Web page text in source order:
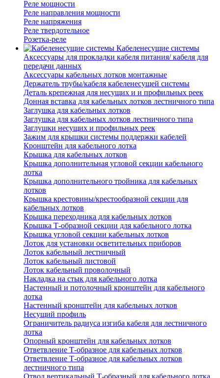
Реле мощности
Реле направления мощности
Реле напряжения
Реле твердотельное
Розетка-реле
Кабеленесущие системы
Аксессуары для прокладки кабеля питания/ кабеля для
передачи данных
Аксессуары кабельных лотков монтажные
Держатель трубы/кабеля кабеленесущей системы
Деталь крепежная для несущих и и профильных реек
Донная вставка для кабельных лотков лестничного типа
Заглушка для кабельных лотков
Заглушка для кабельных лотков лестничного типа
Заглушки несущих и профильных реек
Зажим для крышки системы поддержки кабелей
Кронштейн для кабельного лотка
Крышка для кабельных лотков
Крышка дополнительная угловой секции кабельного
лотка
Крышка дополнительного тройника для кабельных
лотков
Крышка крестовины/крестообразной секции для
кабельных лотков
Крышка переходника для кабельных лотков
Крышка Т-образной секции для кабельного лотка
Крышка угловой секции кабельных лотков
Лоток для установки осветительных приборов
Лоток кабельный лестничный
Лоток кабельный листовой
Лоток кабельный проволочный
Накладка на стык для кабельного лотка
Настенный и потолочный кронштейн для кабельного
лотка
Настенный кронштейн для кабельных лотков
Несущий профиль
Ограничитель радиуса изгиба кабеля для лестничного
лотка
Опорный кронштейн для кабельных лотков
Ответвление Т-образное для кабельных лотков
Ответвление Т-образное для кабельных лотков
лестничного типа
Отвод вертикальный Т-образный для кабельного лотка